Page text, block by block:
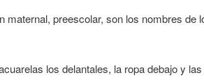
maternal, preescolar, son los nombres de
los delantales, la ropa debajo y